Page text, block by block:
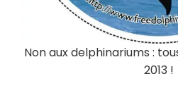
Non aux delphinariums :
2013 !